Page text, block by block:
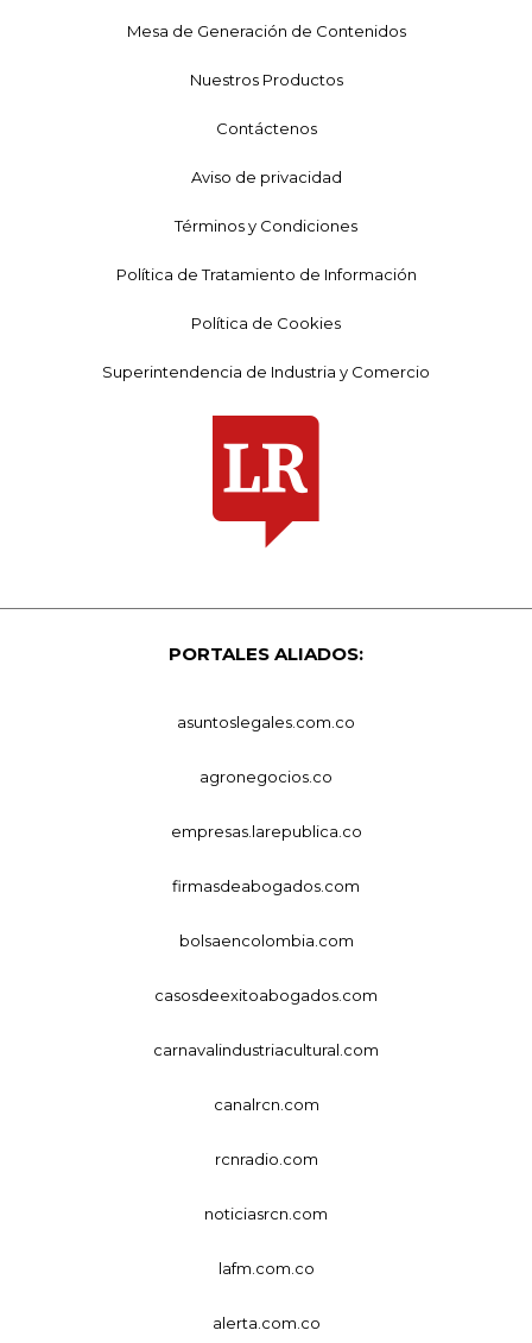
Mesa de Generación de Contenidos
Nuestros Productos
Contáctenos
Aviso de privacidad
Términos y Condiciones
Política de Tratamiento de Información
Política de Cookies
Superintendencia de Industria y Comercio
PORTALES ALIADOS:
asuntoslegales.com.co
agronegocios.co
empresas.larepublica.co
firmasdeabogados.com
bolsaencolombia.com
casosdeexitoabogados.com
carnavalindustriacultural.com
canalrcn.com
rcnradio.com
noticiasrcn.com
lafm.com.co
alerta.com.co